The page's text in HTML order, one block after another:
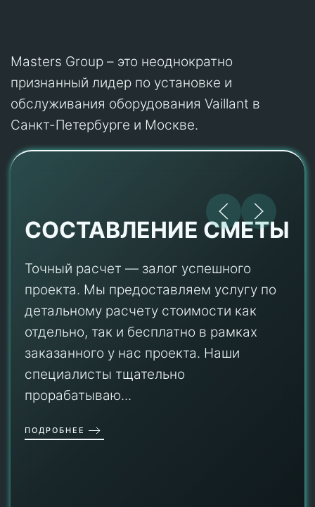
Masters Group – это неоднократно
признанный лидер по установке и
обслуживания оборудования Vaillant в
Санкт-Петербурге и Москве.
СОСТАВЛЕНИЕ СМЕТЫ
Точный расчет — залог успешного
проекта. Мы предоставляем услугу по
детальному расчету стоимости как
отдельно, так и бесплатно в рамках
заказанного у нас проекта. Наши
специалисты тщательно
прорабатываю...
ПОДРОБНЕЕ